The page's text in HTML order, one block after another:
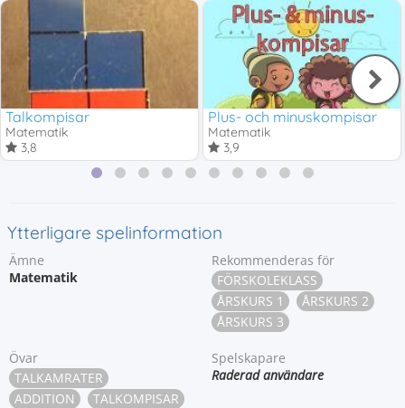
Talkompisar
Matematik
3,8
Plus- och minuskompisar
Matematik
3,9
Ytterligare spelinformation
Ämne
Matematik
Rekommenderas för
FÖRSKOLEKLASS
ÅRSKURS 1
ÅRSKURS 2
ÅRSKURS 3
Övar
TALKAMRATER
ADDITION
TALKOMPISAR
Spelskapare
Raderad användare